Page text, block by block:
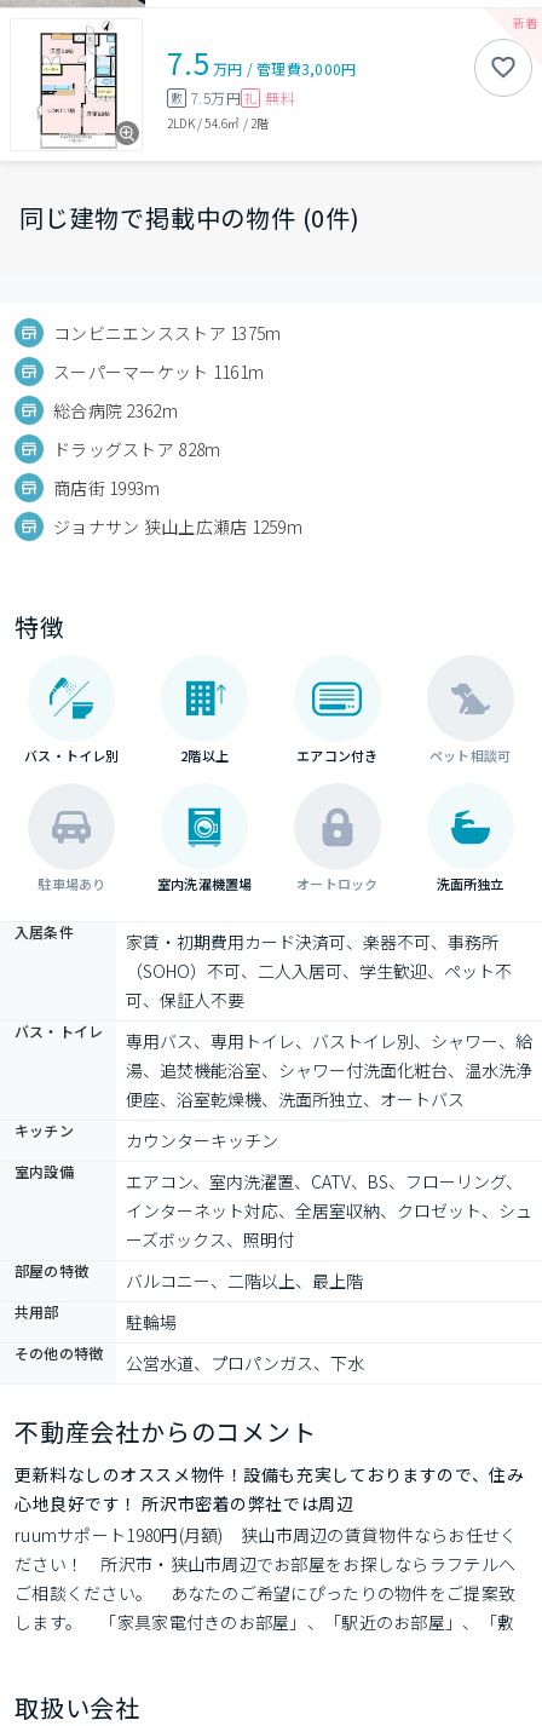
7.5 万円 /管理費3,000円
敷 7.5万円 礼 無料
2LDK/54.6㎡ / 2階
同じ建物で掲載中の物件 (0件)
コンビニエンスストア 1375m
スーパーマーケット 1161m
総合病院 2362m
ドラッグストア 828m
商店街 1993m
ジョナサン 狭山上広瀬店 1259m
特徴
バス・トイレ別 2階以上 エアコン付き ペット相談可
駐車場あり 室内洗濯機置場 オートロック 洗面所独立
入居条件
家賃・初期費用カード決済可、楽器不可、事務所
（SOHO）不可、二人入居可、学生歓迎、ペット不
可、保証人不要
バス・トイレ
専用バス、専用トイレ、バストイレ別、シャワー、給
湯、追焚機能浴室、シャワー付洗面化粧台、温水洗浄
便座、浴室乾燥機、洗面所独立、オートバス
キッチン カウンターキッチン
室内設備
エアコン、室内洗濯置、CATV、BS、フローリング、
インターネット対応、全居室収納、クロゼット、シュ
ーズボックス、照明付
部屋の特徴 バルコニー、二階以上、最上階
共用部 駐輪場
その他の特徴 公営水道、プロパンガス、下水
不動産会社からのコメント
更新料なしのオススメ物件！設備も充実しておりますので、住み
心地良好です！ 所沢市密着の弊社では周辺
ruumサポート1980円(月額)　狭山市周辺の賃貸物件ならお任せく
ださい！　所沢市・狭山市周辺でお部屋をお探しならラフテルへ
ご相談ください。　あなたのご希望にぴったりの物件をご提案致
します。　「家具家電付きのお部屋」、「駅近のお部屋」、「敷
ご相談下さい♪
取扱い会社